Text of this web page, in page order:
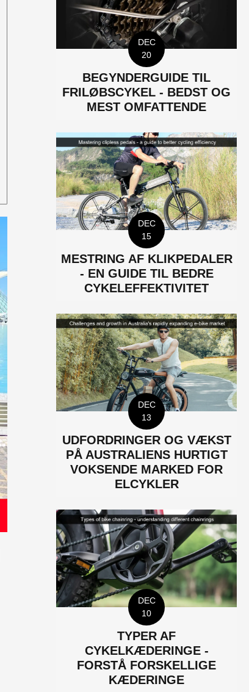
DEC
20
BEGYNDERGUIDE TIL
FRILØBSCYKEL - BEDST OG
MEST OMFATTENDE
DEC
15
MESTRING AF KLIKPEDALER
- EN GUIDE TIL BEDRE
CYKELEFFEKTIVITET
DEC
13
UDFORDRINGER OG VÆKST
PÅ AUSTRALIENS HURTIGT
VOKSENDE MARKED FOR
ELCYKLER
DEC
10
TYPER AF
CYKELKÆDERINGE -
FORSTÅ FORSKELLIGE
KÆDERINGE